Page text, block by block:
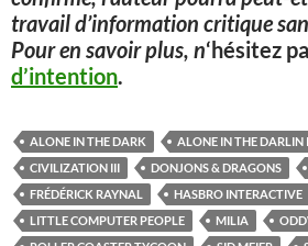
travail d’information critique
Pour en savoir plus, n‘hésitez
d’intention.
ALONE IN THE DARK ALONE IN THE DARLIN
CIVILIZATION III
DONJONS & DRAGONS
FRÉDÉRICK RAYNAL
HASBRO INTERACTIVE
LITTLE COMPUTER PEOPLE
MILIA